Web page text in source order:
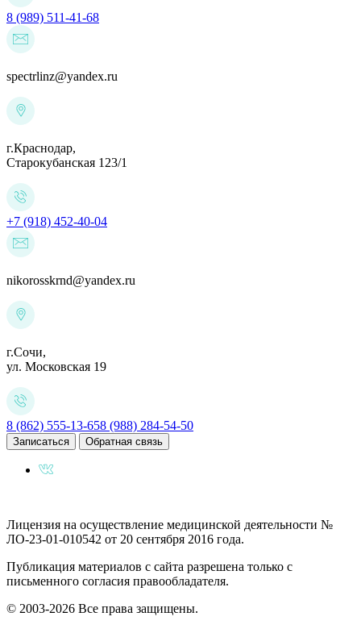
8 (989) 511-41-68
spectrlinz@yandex.ru
г.Краснодар,
Старокубанская 123/1
+7 (918) 452-40-04
nikorosskrnd@yandex.ru
г.Сочи,
ул. Московская 19
8 (862) 555-13-658 (988) 284-54-50
Записаться Обратная связь
Лицензия на осуществление медицинской деятельности №
ЛО-23-01-010542 от 20 сентября 2016 года.
Публикация материалов с сайта разрешена только с
письменного согласия правообладателя.
© 2003-2026 Все права защищены.